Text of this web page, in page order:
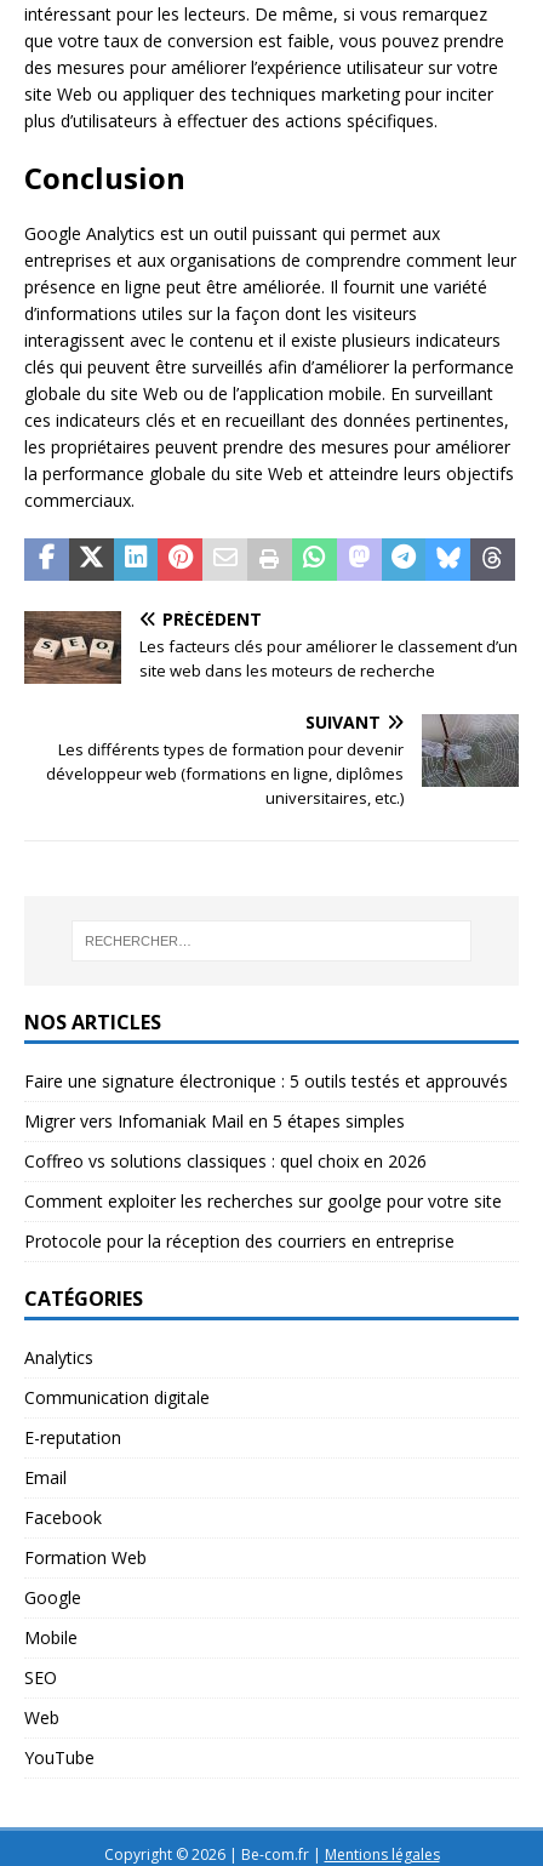
intéressant pour les lecteurs. De même, si vous remarquez
que votre taux de conversion est faible, vous pouvez prendre
des mesures pour améliorer l’expérience utilisateur sur votre
site Web ou appliquer des techniques marketing pour inciter
plus d’utilisateurs à effectuer des actions spécifiques.
Conclusion
Google Analytics est un outil puissant qui permet aux
entreprises et aux organisations de comprendre comment leur
présence en ligne peut être améliorée. Il fournit une variété
d’informations utiles sur la façon dont les visiteurs
interagissent avec le contenu et il existe plusieurs indicateurs
clés qui peuvent être surveillés afin d’améliorer la performance
globale du site Web ou de l’application mobile. En surveillant
ces indicateurs clés et en recueillant des données pertinentes,
les propriétaires peuvent prendre des mesures pour améliorer
la performance globale du site Web et atteindre leurs objectifs
commerciaux.
PRÉCÉDENT
Les facteurs clés pour améliorer le classement d’un
site web dans les moteurs de recherche
SUIVANT
Les différents types de formation pour devenir
développeur web (formations en ligne, diplômes
universitaires, etc.)
NOS ARTICLES
Faire une signature électronique : 5 outils testés et approuvés
Migrer vers Infomaniak Mail en 5 étapes simples
Coffreo vs solutions classiques : quel choix en 2026
Comment exploiter les recherches sur goolge pour votre site
Protocole pour la réception des courriers en entreprise
CATÉGORIES
Analytics
Communication digitale
E-reputation
Email
Facebook
Formation Web
Google
Mobile
SEO
Web
YouTube
Copyright © 2026 | Be-com.fr | Mentions légales